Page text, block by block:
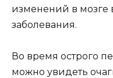
изменений в мозге
заболевания.
Во время острого
можно увидеть